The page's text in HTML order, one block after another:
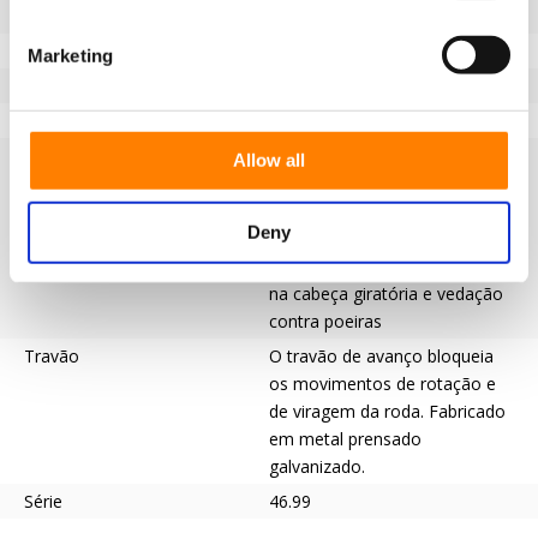
Marketing
Allow all
Deny
Tipo de roda
Roda giratória com travão
Roda de transporte Garfo
giratório com encaixe de placa
em chapa de aço galvanizado
prensado. Com parafuso
central, pista de esferas dupla
na cabeça giratória e vedação
contra poeiras
Travão
O travão de avanço bloqueia
os movimentos de rotação e
de viragem da roda. Fabricado
em metal prensado
galvanizado.
Série
46.99